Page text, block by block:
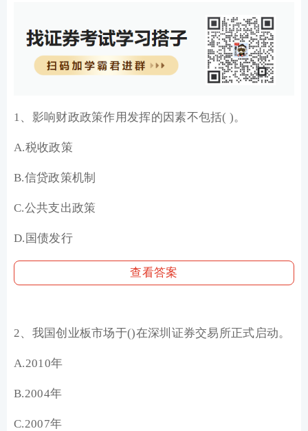
1、影响财政政策作用发挥的因素不包括( )。
A.税收政策
B.信贷政策机制
C.公共支出政策
D.国债发行
查看答案
2、我国创业板市场于()在深圳证券交易所正式启动。
A.2010年
B.2004年
C.2007年